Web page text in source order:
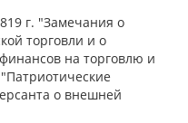
г. "Замечания о
торговли и о
на торговлю и
о внешней